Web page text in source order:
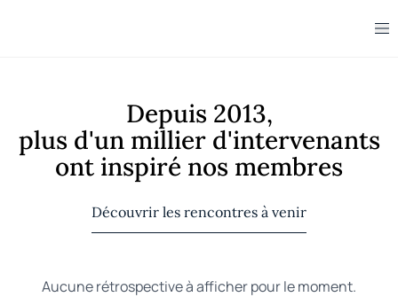
Depuis 2013,
plus d'un millier d'intervenants
ont inspiré nos membres
Découvrir les rencontres à venir
Aucune rétrospective à afficher pour le moment.